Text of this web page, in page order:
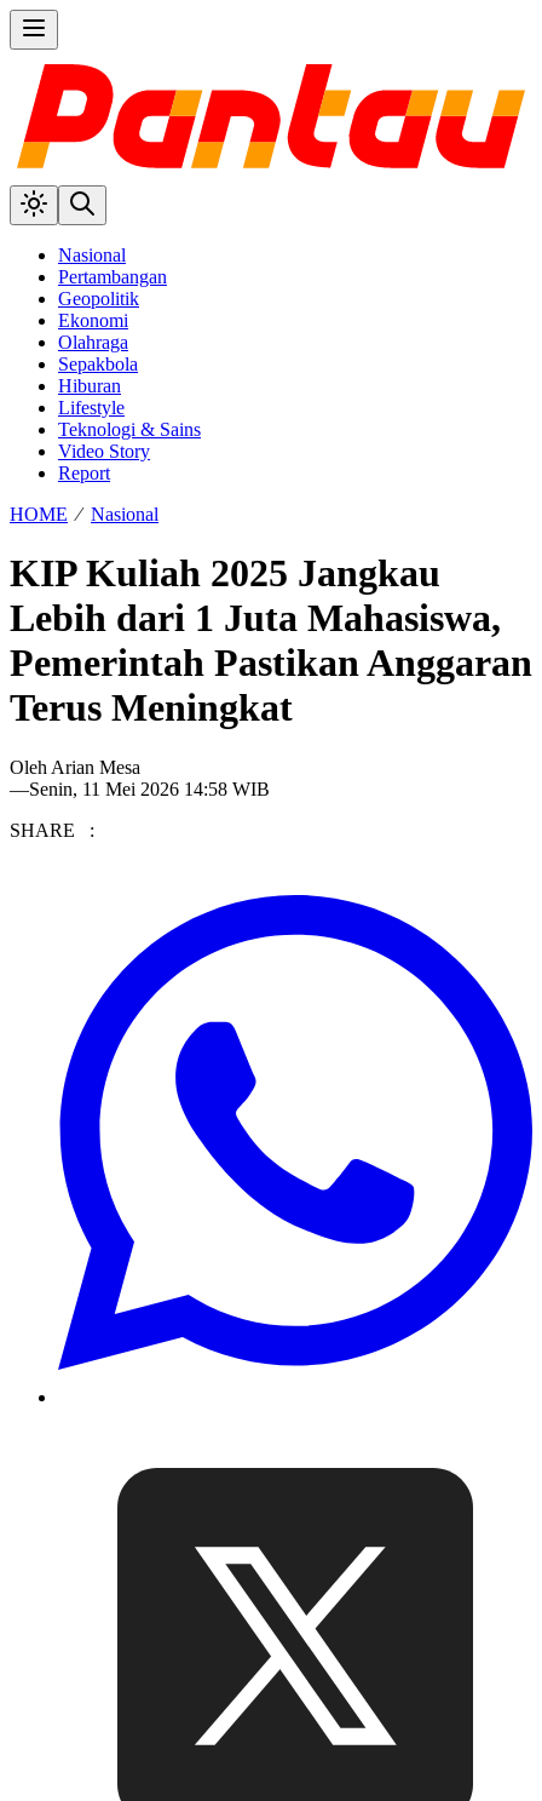
Nasional
Pertambangan
Geopolitik
Ekonomi
Olahraga
Sepakbola
Hiburan
Lifestyle
Teknologi & Sains
Video Story
Report
HOME ⁄ Nasional
KIP Kuliah 2025 Jangkau
Lebih dari 1 Juta Mahasiswa,
Pemerintah Pastikan Anggaran
Terus Meningkat
Oleh Arian Mesa
—Senin, 11 Mei 2026 14:58 WIB
SHARE :